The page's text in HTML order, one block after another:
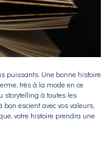
puissants. Une bonne histoire
très à la mode en ce
storytelling à toutes les
escient avec vos valeurs,
votre histoire prendra une